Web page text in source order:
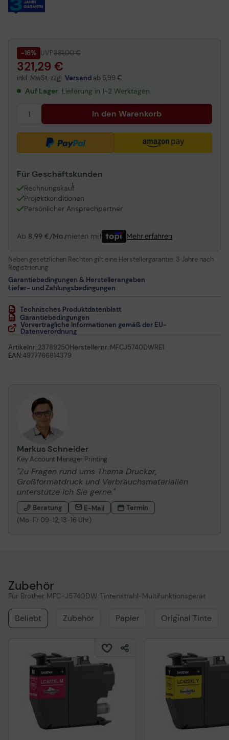
-16% UVP381,00 €
321,29 €
inkl. MwSt. zzgl. Versand ab 5,99 €
Auf Lager: Lieferung in 1-2 Werktagen
In den Warenkorb
Für Geschäftskunden
Rechnungskauf
1
Projektkonditionen
Persönlicher Ansprechpartner
Ab 8,99 €/Mo.mieten mit Mehr erfahren
Neben gesetzlichen Rechten gilt eine Herstellergarantie: 3 Jahre nach
Registrierung
Garantiebedingungen & Herstellerangaben
Liefer- und Zahlungsbedingungen
Technisches Produktdatenblatt
Garantiebedingungen
Vorvertragliche Informationen gemäß der EU-
Datenverordnung
Artikelnr.:23789250Herstellernr.:MFCJ5740DWRE1
EAN:4977766814379
Markus Schneider
Key Account Manager Printing
"Zu Fragen rund ums Thema Drucker,
Großformatdruck und Verbrauchsmaterialien
unterstütze ich Sie gerne."
Beratung E-Mail
Termin
(Mo-Fr 09-12, 13-16 Uhr)
Zubehör
Für Brother MFC-J5740DW Tintenstrahl-Multifunktionsgerät
Beliebt Zubehör Papier Original Tinte